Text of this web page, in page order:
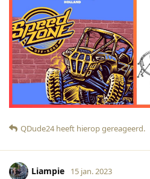
QDude24heeft hierop gereageerd.
Liampie 15 jan. 2023